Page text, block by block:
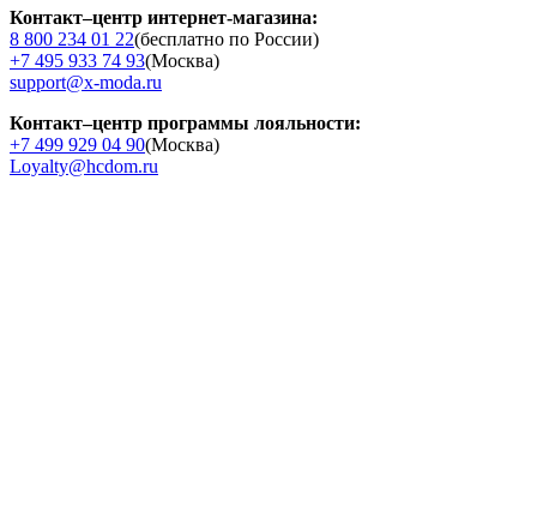
Контакт–центр интернет-магазина:
8 800 234 01 22(бесплатно по России)
+7 495 933 74 93(Москва)
support@x-moda.ru
Контакт–центр программы лояльности:
+7 499 929 04 90(Москва)
Loyalty@hcdom.ru